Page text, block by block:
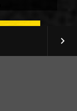
keyboard_arrow_right